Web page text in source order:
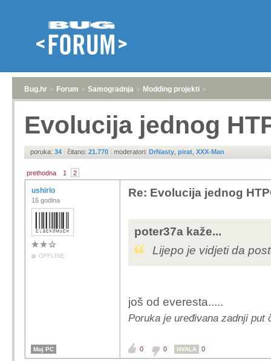
Bug.hr » Forum » Samogradnja » Modding projekti »
Evolucija jednog
poruka: 34 | čitano: 21.770 | moderatori: DrNasty pirat XXX-Man
prethodna 1 2
ushirlo
16 godina
OFFLINE
Re: Evolucija jednog
poter37a kaže...
Lijepo je vidjeti da
još od everesta.....
Poruka je uređivana zadnji put
Moj PC 0 0 HVALA 0